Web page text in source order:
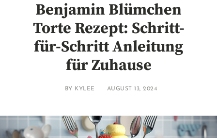
Benjamin Blümchen
Torte Rezept: Schritt-
für-Schritt Anleitung
für Zuhause
BY KYLEE AUGUST 13, 2024